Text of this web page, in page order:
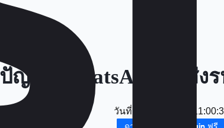
ญหา WhatsApp ไม่ส่ง
วันที่ 2026-01-29